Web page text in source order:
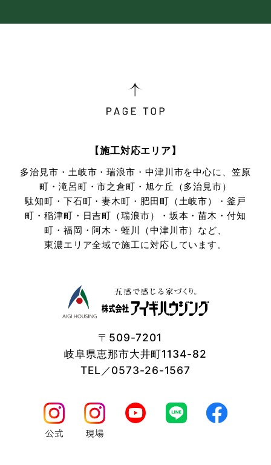
【施工対応エリア】
多治見市・土岐市・瑞浪市・中津川市を中心に、笠原
町・滝呂町・市之倉町・旭ケ丘（多治見市）
駄知町・下石町・妻木町・肥田町（土岐市）・釜戸
町・稲津町・日吉町（瑞浪市）・坂本・苗木・付知
町・ 福岡・阿木・蛭川（中津川市）など、
東濃エリア全域で施工に対応しています。
〒509-7201
岐阜県恵那市大井町1134-82
TEL／0573-26-1567